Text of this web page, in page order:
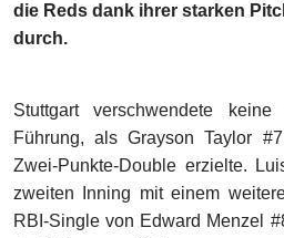
die Reds dank ihrer starken
durch.
Stuttgart verschwendete
Führung, als Grayson Taylor
Zwei-Punkte-Double erzielte.
zweiten Inning mit einem
RBI-Single von Edward Menzel